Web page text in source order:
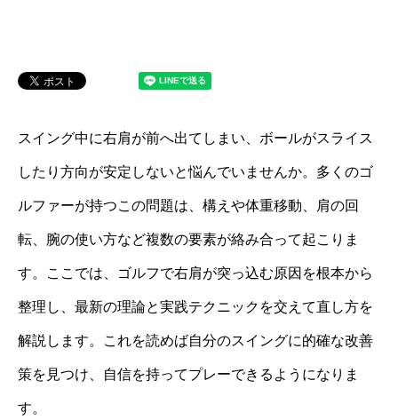
スイング中に右肩が前へ出てしまい、ボールがスライス
したり方向が安定しないと悩んでいませんか。多くのゴ
ルファーが持つこの問題は、構えや体重移動、肩の回
転、腕の使い方など複数の要素が絡み合って起こりま
す。ここでは、ゴルフで右肩が突っ込む原因を根本から
整理し、最新の理論と実践テクニックを交えて直し方を
解説します。これを読めば自分のスイングに的確な改善
策を見つけ、自信を持ってプレーできるようになりま
す。